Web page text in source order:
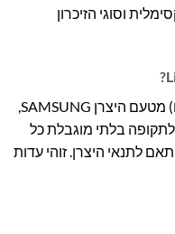
וסוגי הזיכרון
אחריות Life Time (אחריות לכל החיים) מטעם היצרן SAMSUNG,
בלתי מוגבלת כל
לתנאי היצרן. זוהי עדות